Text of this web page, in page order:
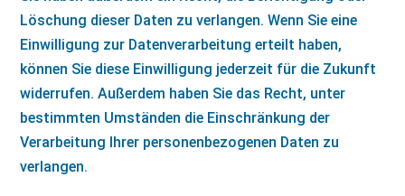
Löschung dieser Daten zu verlangen. Wenn Sie eine
Einwilligung zur Datenverarbeitung erteilt haben,
können Sie diese Einwilligung jederzeit für die Zukunft
widerrufen. Außerdem haben Sie das Recht, unter
bestimmten Umständen die Einschränkung der
Verarbeitung Ihrer personenbezogenen Daten zu
verlangen.